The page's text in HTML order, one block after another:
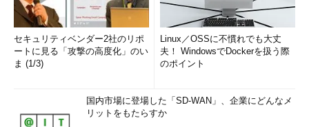
セキュリティベンダー2社のリポ
ートに見る「攻撃の高度化」のい
ま (1/3)
Linux／OSSに不慣れでも大丈
夫！ WindowsでDockerを扱う際
のポイント
国内市場に登場した「SD-WAN」、企業にどんなメ
リットをもたらすか